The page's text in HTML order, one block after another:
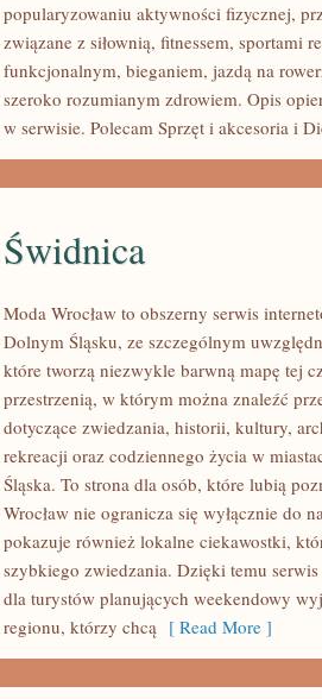
popularyzowaniu aktywności fizycznej,
związane z siłownią, fitnessem, sportami
funkcjonalnym, bieganiem, jazdą na
szeroko rozumianym zdrowiem. Opis
w serwisie. Polecam Sprzęt i akcesoria i
Świdnica
Moda Wrocław to obszerny serwis
Dolnym Śląsku, ze szczególnym
które tworzą niezwykle barwną mapę tej
przestrzenią, w którym można znaleźć
dotyczące zwiedzania, historii, kultury,
rekreacji oraz codziennego życia w
Śląska. To strona dla osób, które lubią
Wrocław nie ogranicza się wyłącznie do
pokazuje również lokalne ciekawostki,
szybkiego zwiedzania. Dzięki temu
dla turystów planujących weekendowy
regionu, którzy chcą [ Read More ]